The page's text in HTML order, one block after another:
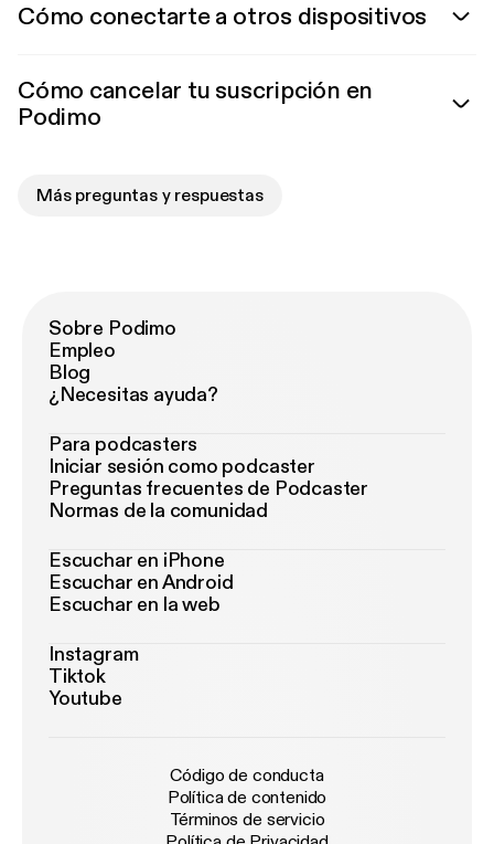
Cómo conectarte a otros dispositivos
Cómo cancelar tu suscripción en
Podimo
Más preguntas y respuestas
Sobre Podimo
Empleo
Blog
¿Necesitas ayuda?
Para podcasters
Iniciar sesión como podcaster
Preguntas frecuentes de Podcaster
Normas de la comunidad
Escuchar en iPhone
Escuchar en Android
Escuchar en la web
Instagram
Tiktok
Youtube
Código de conducta
Política de contenido
Términos de servicio